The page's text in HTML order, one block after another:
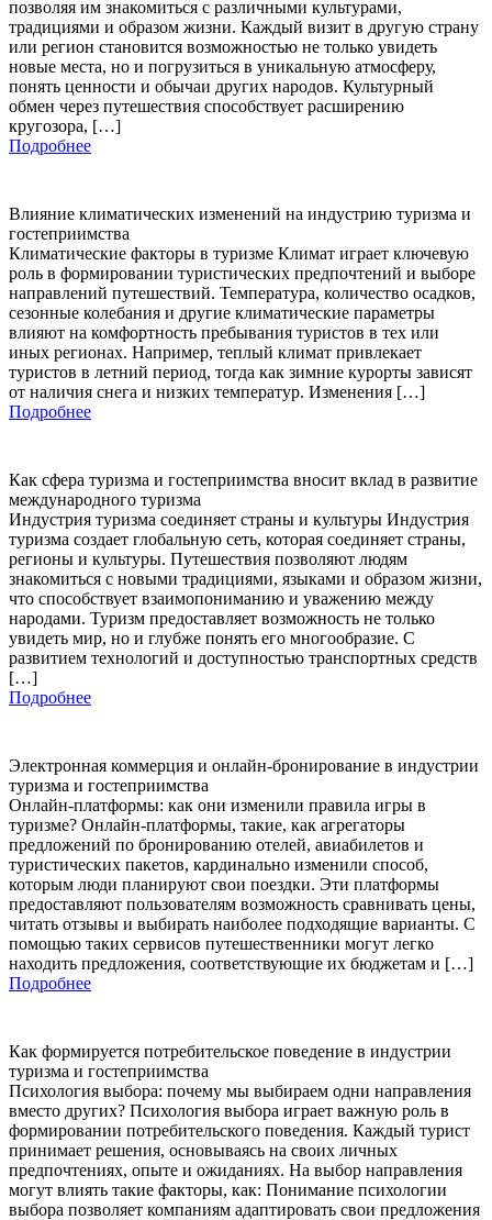
позволяя им знакомиться с различными культурами,
традициями и образом жизни. Каждый визит в другую страну
или регион становится возможностью не только увидеть
новые места, но и погрузиться в уникальную атмосферу,
понять ценности и обычаи других народов. Культурный
обмен через путешествия способствует расширению
кругозора, […]
Подробнее
Влияние климатических изменений на индустрию туризма и
гостеприимства
Климатические факторы в туризме Климат играет ключевую
роль в формировании туристических предпочтений и выборе
направлений путешествий. Температура, количество осадков,
сезонные колебания и другие климатические параметры
влияют на комфортность пребывания туристов в тех или
иных регионах. Например, теплый климат привлекает
туристов в летний период, тогда как зимние курорты зависят
от наличия снега и низких температур. Изменения […]
Подробнее
Как сфера туризма и гостеприимства вносит вклад в развитие
международного туризма
Индустрия туризма соединяет страны и культуры Индустрия
туризма создает глобальную сеть, которая соединяет страны,
регионы и культуры. Путешествия позволяют людям
знакомиться с новыми традициями, языками и образом жизни,
что способствует взаимопониманию и уважению между
народами. Туризм предоставляет возможность не только
увидеть мир, но и глубже понять его многообразие. С
развитием технологий и доступностью транспортных средств
[…]
Подробнее
Электронная коммерция и онлайн-бронирование в индустрии
туризма и гостеприимства
Онлайн-платформы: как они изменили правила игры в
туризме? Онлайн-платформы, такие, как агрегаторы
предложений по бронированию отелей, авиабилетов и
туристических пакетов, кардинально изменили способ,
которым люди планируют свои поездки. Эти платформы
предоставляют пользователям возможность сравнивать цены,
читать отзывы и выбирать наиболее подходящие варианты. С
помощью таких сервисов путешественники могут легко
находить предложения, соответствующие их бюджетам и […]
Подробнее
Как формируется потребительское поведение в индустрии
туризма и гостеприимства
Психология выбора: почему мы выбираем одни направления
вместо других? Психология выбора играет важную роль в
формировании потребительского поведения. Каждый турист
принимает решения, основываясь на своих личных
предпочтениях, опыте и ожиданиях. На выбор направления
могут влиять такие факторы, как: Понимание психологии
выбора позволяет компаниям адаптировать свои предложения